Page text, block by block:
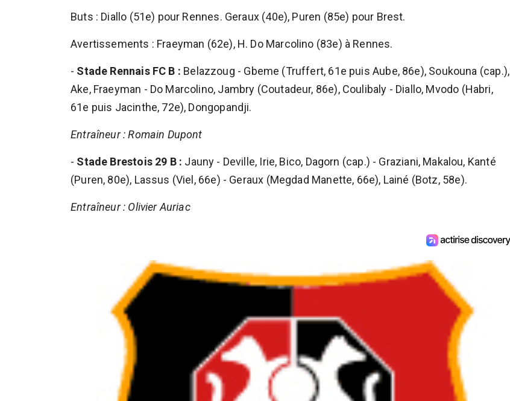
Buts : Diallo (51e) pour Rennes. Geraux (40e), Puren (85e) pour Brest.
Avertissements : Fraeyman (62e), H. Do Marcolino (83e) à Rennes.
- Stade Rennais FC B : Belazzoug - Gbeme (Truffert, 61e puis Aube, 86e), Soukouna (cap.),
Ake, Fraeyman - Do Marcolino, Jambry (Coutadeur, 86e), Coulibaly - Diallo, Mvodo (Habri,
61e puis Jacinthe, 72e), Dongopandji.
Entraîneur : Romain Dupont
- Stade Brestois 29 B : Jauny - Deville, Irie, Bico, Dagorn (cap.) - Graziani, Makalou, Kanté
(Puren, 80e), Lassus (Viel, 66e) - Geraux (Megdad Manette, 66e), Lainé (Botz, 58e).
Entraîneur : Olivier Auriac